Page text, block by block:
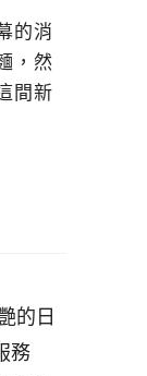
的消
，然
間新
的日
務